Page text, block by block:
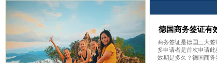
德国商务签证有
商务签证是德国三大
多申请者是首次申请
效期是多久？德国商